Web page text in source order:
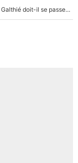
Le XV de France a trouvé son remplaçant : Fabien Galthié doit-il se passer d'Antoine Dupont ?